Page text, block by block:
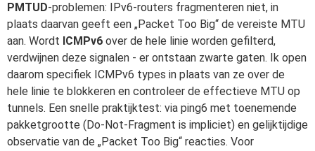
PMTUD-problemen: IPv6-routers fragmenteren niet, in
plaats daarvan geeft een „Packet Too Big“ de vereiste MTU
aan. Wordt ICMPv6 over de hele linie worden gefilterd,
verdwijnen deze signalen - er ontstaan zwarte gaten. Ik open
daarom specifiek ICMPv6 types in plaats van ze over de
hele linie te blokkeren en controleer de effectieve MTU op
tunnels. Een snelle praktijktest: via ping6 met toenemende
pakketgrootte (Do-Not-Fragment is impliciet) en gelijktijdige
observatie van de „Packet Too Big“ reacties. Voor